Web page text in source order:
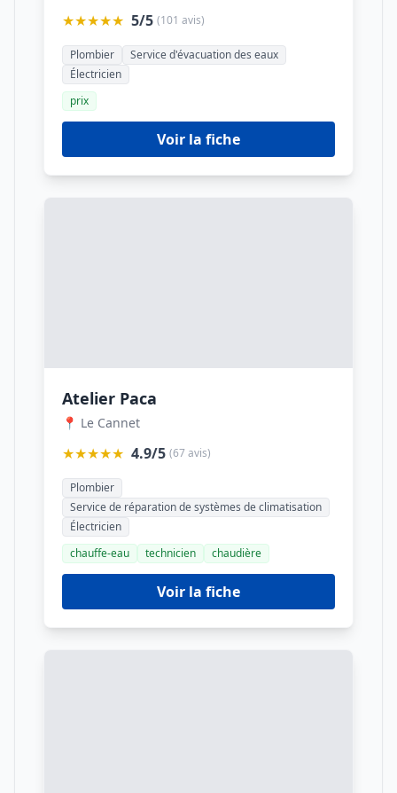
★★★★★ 5/5 (101 avis)
Plombier
Service d'évacuation des eaux
Électricien
prix
Voir la fiche
Atelier Paca
📍 Le Cannet
★★★★★ 4.9/5 (67 avis)
Plombier
Service de réparation de systèmes de climatisation
Électricien
chauffe-eau
technicien chaudière
Voir la fiche